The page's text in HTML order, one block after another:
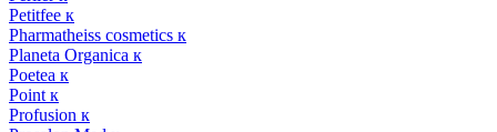
Petitfee к
Pharmatheiss cosmetics к
Planeta Organica к
Poetea к
Point к
Profusion к